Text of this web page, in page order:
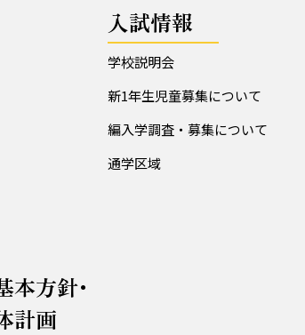
入試情報
学校説明会
新1年生児童募集について
編入学調査・募集について
通学区域
本方針･
計画